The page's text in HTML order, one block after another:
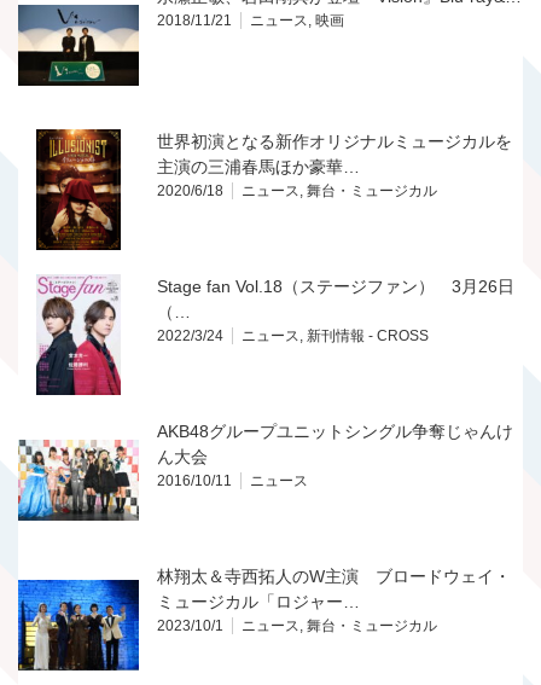
2018/11/21 ニュース, 映画
世界初演となる新作オリジナルミュージカルを
主演の三浦春馬ほか豪華…
2020/6/18 ニュース, 舞台・ミュージカル
Stage fan Vol.18（ステージファン） 3月26日
（…
2022/3/24 ニュース, 新刊情報 - CROSS
AKB48グループユニットシングル争奪じゃんけ
ん大会
2016/10/11 ニュース
林翔太＆寺西拓人のW主演 ブロードウェイ・
ミュージカル「ロジャー…
2023/10/1 ニュース, 舞台・ミュージカル